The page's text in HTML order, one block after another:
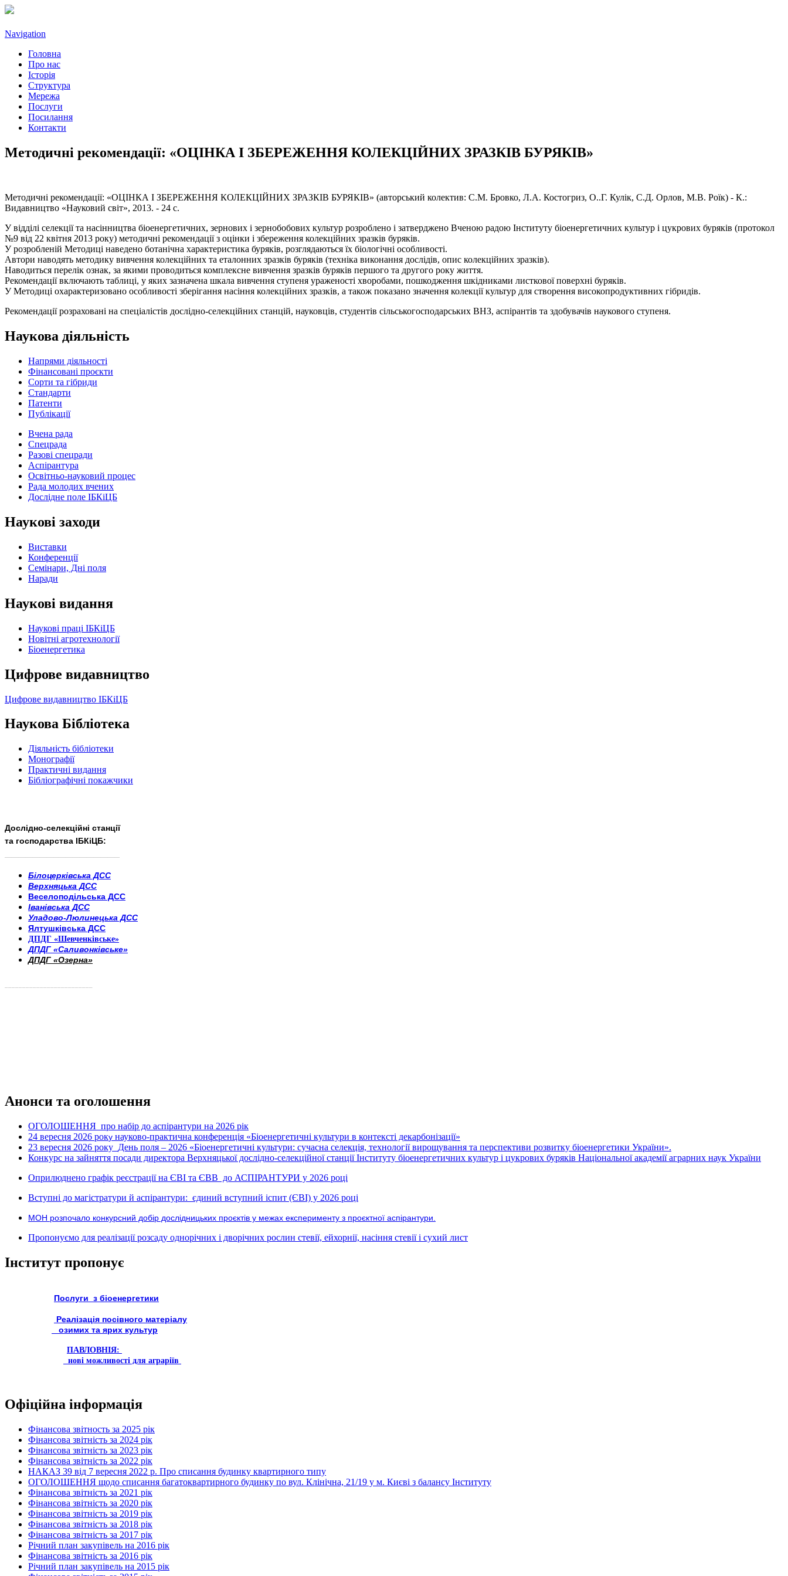
Navigation
Головна
Про нас
Історія
Структура
Мережа
Послуги
Посилання
Контакти
Методичні рекомендації: «ОЦІНКА І ЗБЕРЕЖЕННЯ КОЛЕКЦІЙНИХ ЗРАЗКІВ БУРЯКІВ»
Методичні рекомендації: «ОЦІНКА І ЗБЕРЕЖЕННЯ КОЛЕКЦІЙНИХ ЗРАЗКІВ БУРЯКІВ» (авторський колектив: С.М. Бровко, Л.А. Костогриз, О..Г. Кулік, С.Д. Орлов, М.В. Роїк) - К.:
Видавництво «Науковий світ», 2013. - 24 с.
У відділі селекції та насінництва біоенергетичних, зернових і зернобобових культур розроблено і затверджено Вченою радою Інституту біоенергетичних культур і цукрових буряків (протокол
№9 від 22 квітня 2013 року) методичні рекомендації з оцінки і збереження колекційних зразків буряків.
У розробленій Методиці наведено ботанічна характеристика буряків, розглядаються їх біологічні особливості.
Автори наводять методику вивчення колекційних та еталонних зразків буряків (техніка виконання дослідів, опис колекційних зразків).
Наводиться перелік ознак, за якими проводиться комплексне вивчення зразків буряків першого та другого року життя.
Рекомендації включають таблиці, у яких зазначена шкала вивчення ступеня ураженості хворобами, пошкодження шкідниками листкової поверхні буряків.
У Mетодиці охарактеризовано особливості зберігання насіння колекційних зразків, а також показано значення колекції культур для створення високопродуктивних гібридів.
Рекомендації розраховані на спеціалістів дослідно-селекційних станцій, науковців, студентів сільськогосподарських ВНЗ, аспірантів та здобувачів наукового ступеня.
Наукова діяльність
Напрями діяльності
Фінансовані проєкти
Сорти та гібриди
Стандарти
Патенти
Публікації
Вчена рада
Спецрада
Разові спецради
Аспірантура
Освітньо-науковий процес
Рада молодих вчених
Дослідне поле ІБКіЦБ
Наукові заходи
Виставки
Конференції
Семінари, Дні поля
Наради
Наукові видання
Наукові праці ІБКіЦБ
Новітні агротехнології
Бiоенергетика
Цифрове видавництво
Цифрове видавництво ІБКіЦБ
Наукова Бібліотека
Діяльність бібліотеки
Монографії
Практичні видання
Бібліографічні покажчики
Дослідно-селекційні станції
та господарства ІБКіЦБ:
Білоцерківська ДСС
Верхняцька ДСС
Веселоподільська ДСС
Іванівська ДСС
Уладово-Люлинецька ДСС
Ялтушківська ДСС
ДПДГ «Шевченківське»
ДПДГ «Саливонківське»
ДПДГ «Озерна»
Анонси та оголошення
ОГОЛОШЕННЯ про набір до аспірантури на 2026 рік
24 вересня 2026 року науково-практична конференція «Біоенергетичні культури в контексті декарбонізації»
23 вересня 2026 року День поля – 2026 «Біоенергетичні культури: сучасна селекція, технології вирощування та перспективи розвитку біоенергетики України».
Конкурс на зайняття посади директора Верхняцької дослідно-селекційної станції Інституту біоенергетичних культур і цукрових буряків Національної академії аграрних наук України
Оприлюднено графік реєстрації на ЄВІ та ЄВВ до АСПІРАНТУРИ у 2026 році
Вступні до магістратури й аспірантури: єдиний вступний іспит (ЄВІ) у 2026 році
МОН розпочало конкурсний добір дослідницьких проєктів у межах експерименту з проєктної аспірантури.
Пропонуємо для реалізації розсаду однорічних і дворічних рослин стевії, ейхорнії, насіння стевії і сухий лист
Інститут пропонує
Послуги з біоенергетики
Реалізація посівного матеріалу
озимих та ярих культур
ПАВЛОВНІЯ:
нові можливості для аграріїв
Офіційна інформація
Фінансова звітность за 2025 рік
Фінансова звітність за 2024 рік
Фінансова звітність за 2023 рік
Фінансова звітність за 2022 рік
НАКАЗ 39 від 7 вересня 2022 р. Про списання будинку квартирного типу
ОГОЛОШЕННЯ щодо списання багатоквартирного будинку по вул. Клінічна, 21/19 у м. Києві з балансу Інституту
Фінансова звітність за 2021 рік
Фінансова звітність за 2020 рік
Фінансова звітність за 2019 рік
Фінансова звітність за 2018 рік
Фінансова звітність за 2017 рік
Річний план закупівель на 2016 рік
Фінансова звітність за 2016 рік
Річний план закупівель на 2015 рік